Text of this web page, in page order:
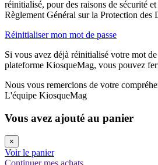
réinitialisé, pour des raisons de sécurité
Règlement Général sur la Protection des
Réinitialiser mon mot de passe
Si vous avez déjà réinitialisé votre mot
plateforme KiosqueMag, vous pouvez
Nous vous remercions de votre
L'équipe KiosqueMag
Vous avez ajouté au panier
×
Voir le panier